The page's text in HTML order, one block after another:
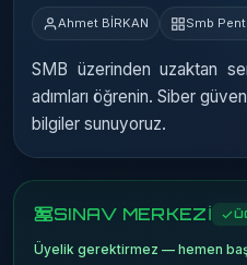
Ahmet BİRKAN Smb
SMB üzerinden uzaktan
adımları öğrenin. Siber
bilgiler sunuyoruz.
SINAV MERKEZİ
Üyelik gerektirmez — hemen